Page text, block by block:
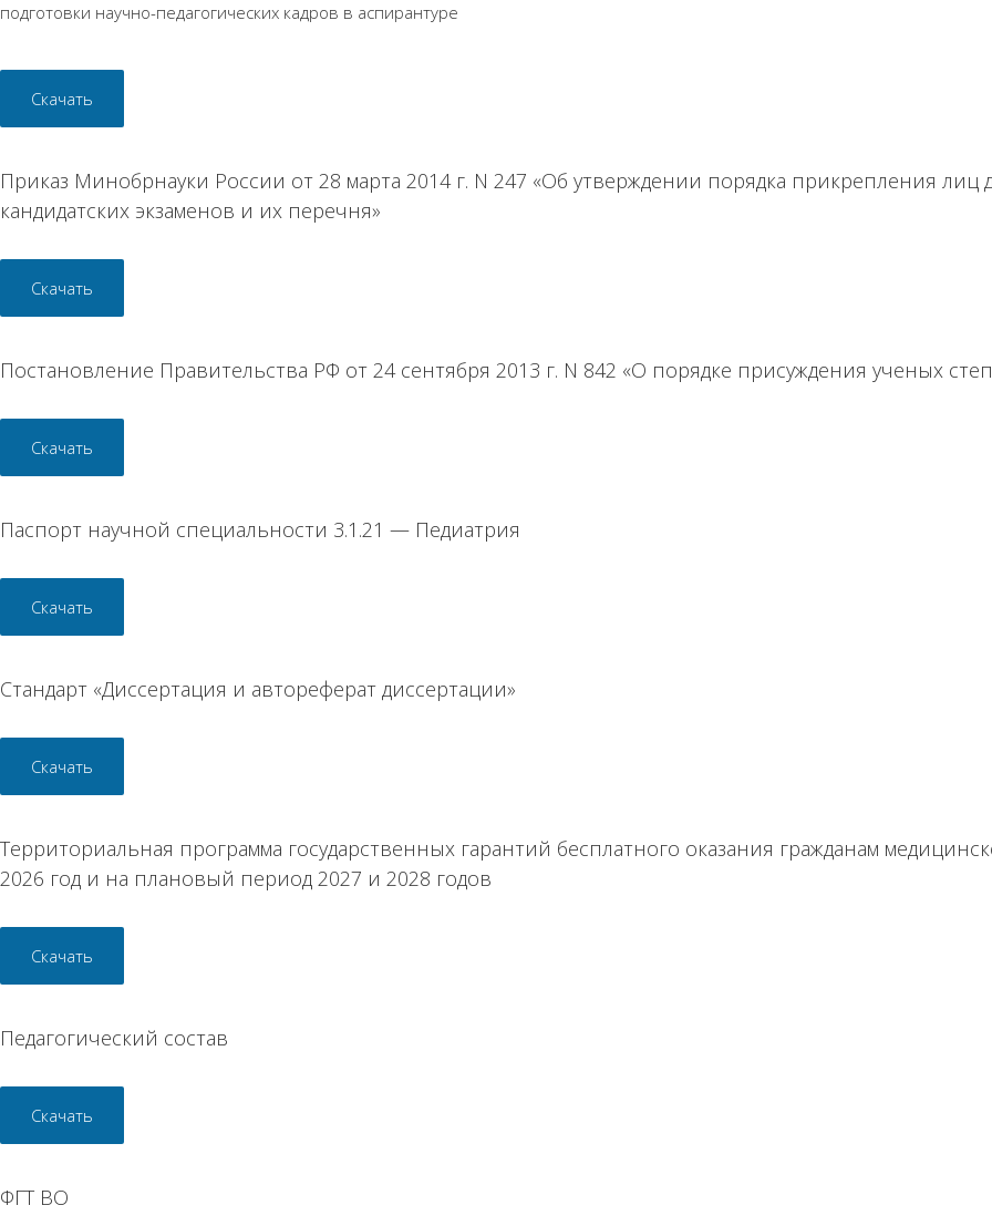
подготовки научно-педагогических кадров в аспирантуре
Скачать
Приказ Минобрнауки России от 28 марта 2014 г. N 247 «Об утверждении порядка прикрепления лиц
кандидатских экзаменов и их перечня»
Скачать
Постановление Правительства РФ от 24 сентября 2013 г. N 842 «О порядке присуждения ученых
Скачать
Паспорт научной специальности 3.1.21 — Педиатрия
Скачать
Стандарт «Диссертация и автореферат диссертации»
Скачать
Территориальная программа государственных гарантий бесплатного оказания гражданам
2026 год и на плановый период 2027 и 2028 годов
Скачать
Педагогический состав
Скачать
ФГТ ВО